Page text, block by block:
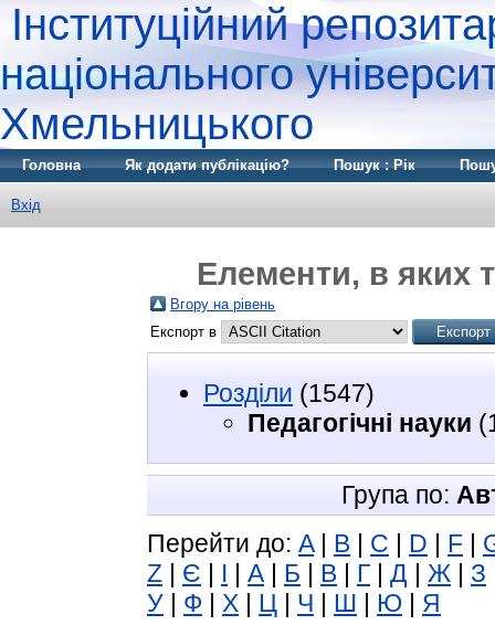
Інституційний
національного
Хмельницького
Головна Як додати публікацію? Пошук : Рік
Вхід
Елементи, в яких
Вгору на рівень
Експорт в
Розділи (1547)
Педагогічні науки
Група по:
Перейти до: A| B C D F
Z
Є І А| Б В Г Д Ж З
У
Ф Х Ц Ч Ш Ю
Я